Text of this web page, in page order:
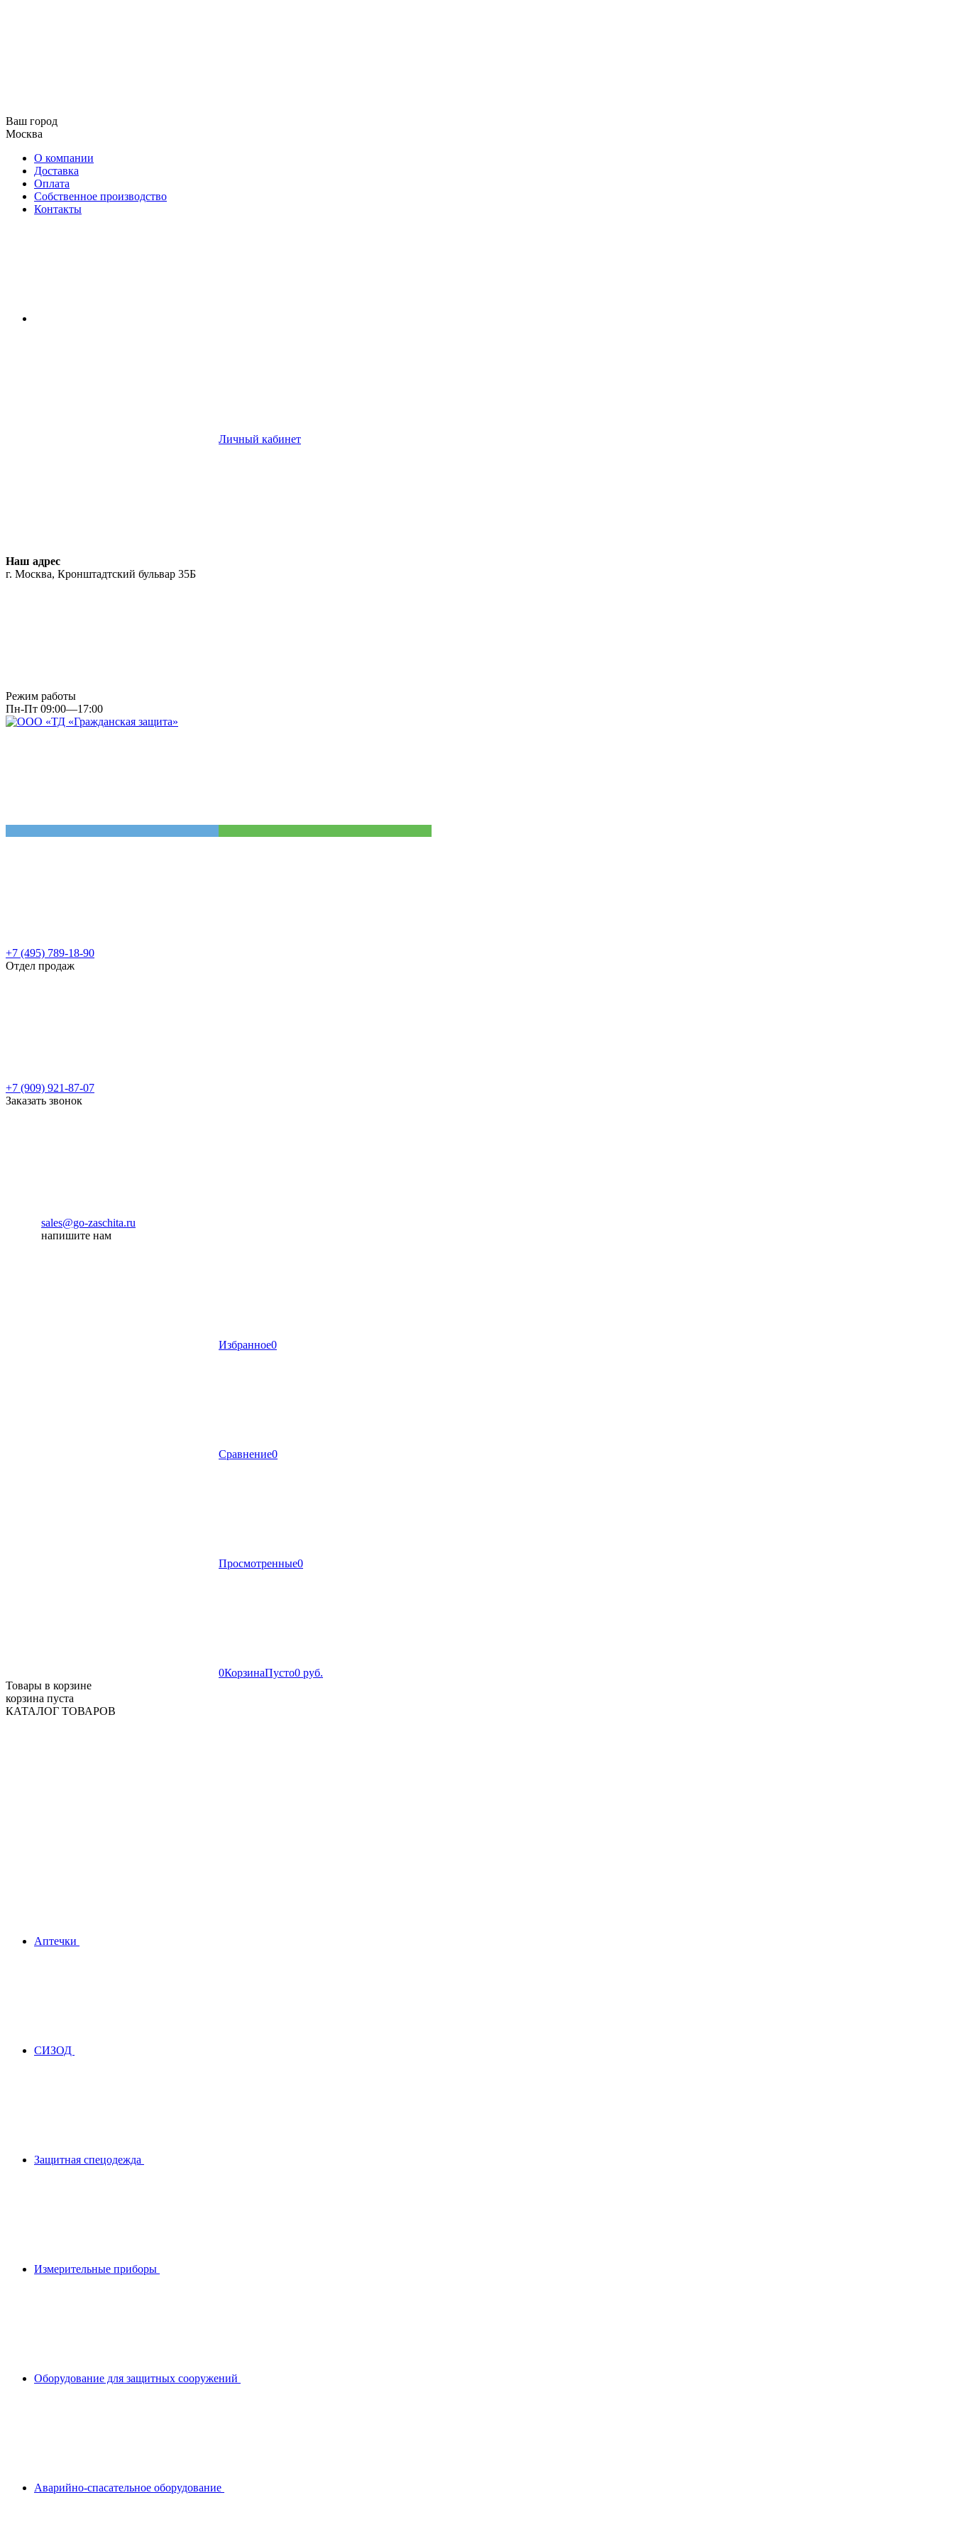
Ваш город
Москва
О компании
Доставка
Оплата
Собственное производство
Контакты
Личный кабинет
Наш адрес
г. Москва, Кронштадтский бульвар 35Б
Режим работы
Пн-Пт 09:00—17:00
+7 (495) 789-18-90
Отдел продаж
+7 (909) 921-87-07
Заказать звонок
sales@go-zaschita.ru
напишите нам
Избранное0
Сравнение0
Просмотренные0
0КорзинаПусто0 руб.
Товары в корзине
корзина пуста
КАТАЛОГ ТОВАРОВ
Аптечки
СИЗОД
Защитная спецодежда
Измерительные приборы
Оборудование для защитных сооружений
Аварийно-спасательное оборудование